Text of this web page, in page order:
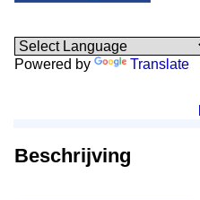
Powered by Translate
Beschrijving